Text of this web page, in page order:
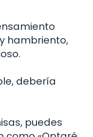
hambriento,
debería
puedes